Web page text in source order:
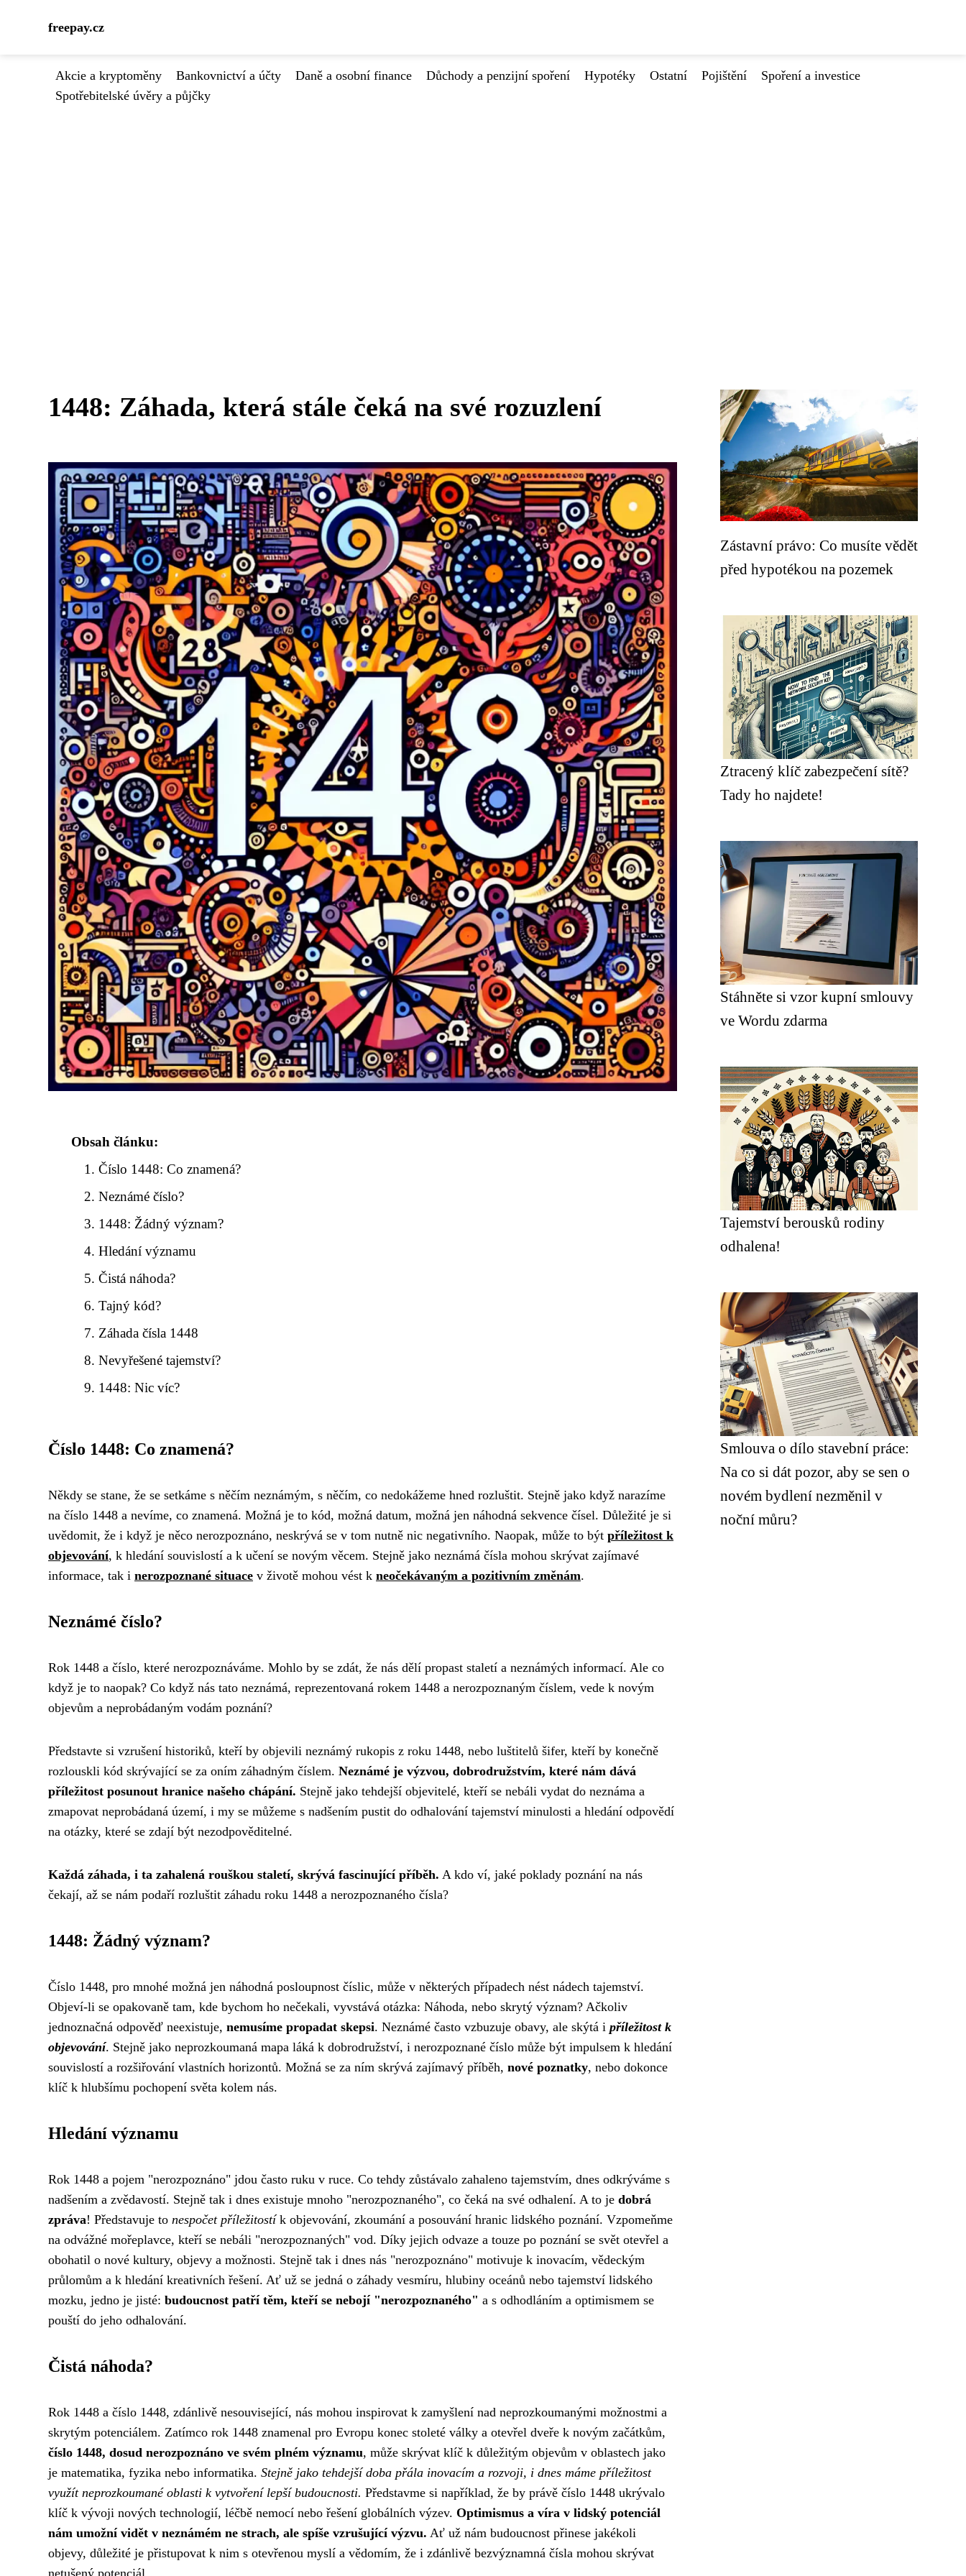
freepay.cz
Akcie a kryptoměny Bankovnictví a účty Daně a osobní finance Důchody a penzijní spoření Hypotéky Ostatní Pojištění
Spoření a investice
Spotřebitelské úvěry a půjčky
1448: Záhada, která stále čeká na své rozuzlení
Obsah článku:
Číslo 1448: Co znamená?
Neznámé číslo?
1448: Žádný význam?
Hledání významu
Čistá náhoda?
Tajný kód?
Záhada čísla 1448
Nevyřešené tajemství?
1448: Nic víc?
Číslo 1448: Co znamená?
Někdy se stane, že se setkáme s něčím neznámým, s něčím, co nedokážeme hned rozluštit. Stejně jako když narazíme
na číslo 1448 a nevíme, co znamená. Možná je to kód, možná datum, možná jen náhodná sekvence čísel. Důležité je si
uvědomit, že i když je něco nerozpoznáno, neskrývá se v tom nutně nic negativního. Naopak, může to být příležitost k
objevování, k hledání souvislostí a k učení se novým věcem. Stejně jako neznámá čísla mohou skrývat zajímavé
informace, tak i nerozpoznané situace v životě mohou vést k neočekávaným a pozitivním změnám.
Neznámé číslo?
Rok 1448 a číslo, které nerozpoznáváme. Mohlo by se zdát, že nás dělí propast staletí a neznámých informací. Ale co
když je to naopak? Co když nás tato neznámá, reprezentovaná rokem 1448 a nerozpoznaným číslem, vede k novým
objevům a neprobádaným vodám poznání?
Představte si vzrušení historiků, kteří by objevili neznámý rukopis z roku 1448, nebo luštitelů šifer, kteří by konečně
rozlouskli kód skrývající se za oním záhadným číslem. Neznámé je výzvou, dobrodružstvím, které nám dává
příležitost posunout hranice našeho chápání. Stejně jako tehdejší objevitelé, kteří se nebáli vydat do neznáma a
zmapovat neprobádaná území, i my se můžeme s nadšením pustit do odhalování tajemství minulosti a hledání odpovědí
na otázky, které se zdají být nezodpověditelné.
Každá záhada, i ta zahalená rouškou staletí, skrývá fascinující příběh. A kdo ví, jaké poklady poznání na nás
čekají, až se nám podaří rozluštit záhadu roku 1448 a nerozpoznaného čísla?
1448: Žádný význam?
Číslo 1448, pro mnohé možná jen náhodná posloupnost číslic, může v některých případech nést nádech tajemství.
Objeví-li se opakovaně tam, kde bychom ho nečekali, vyvstává otázka: Náhoda, nebo skrytý význam? Ačkoliv
jednoznačná odpověď neexistuje, nemusíme propadat skepsi. Neznámé často vzbuzuje obavy, ale skýtá i příležitost k
objevování. Stejně jako neprozkoumaná mapa láká k dobrodružství, i nerozpoznané číslo může být impulsem k hledání
souvislostí a rozšiřování vlastních horizontů. Možná se za ním skrývá zajímavý příběh, nové poznatky, nebo dokonce
klíč k hlubšímu pochopení světa kolem nás.
Hledání významu
Rok 1448 a pojem "nerozpoznáno" jdou často ruku v ruce. Co tehdy zůstávalo zahaleno tajemstvím, dnes odkrýváme s
nadšením a zvědavostí. Stejně tak i dnes existuje mnoho "nerozpoznaného", co čeká na své odhalení. A to je dobrá
zpráva! Představuje to nespočet příležitostík objevování, zkoumání a posouvání hranic lidského poznání. Vzpomeňme
na odvážné mořeplavce, kteří se nebáli "nerozpoznaných" vod. Díky jejich odvaze a touze po poznání se svět otevřel a
obohatil o nové kultury, objevy a možnosti. Stejně tak i dnes nás "nerozpoznáno" motivuje k inovacím, vědeckým
průlomům a k hledání kreativních řešení. Ať už se jedná o záhady vesmíru, hlubiny oceánů nebo tajemství lidského
mozku, jedno je jisté: budoucnost patří těm, kteří se nebojí "nerozpoznaného" a s odhodláním a optimismem se
pouští do jeho odhalování.
Čistá náhoda?
Rok 1448 a číslo 1448, zdánlivě nesouvisející, nás mohou inspirovat k zamyšlení nad neprozkoumanými možnostmi a
skrytým potenciálem. Zatímco rok 1448 znamenal pro Evropu konec stoleté války a otevřel dveře k novým začátkům,
číslo 1448, dosud nerozpoznáno ve svém plném významu, může skrývat klíč k důležitým objevům v oblastech jako
je matematika, fyzika nebo informatika. Stejně jako tehdejší doba přála inovacím a rozvoji, i dnes máme příležitost
využít neprozkoumané oblasti k vytvoření lepší budoucnosti. Představme si například, že by právě číslo 1448 ukrývalo
klíč k vývoji nových technologií, léčbě nemocí nebo řešení globálních výzev. Optimismus a víra v lidský potenciál
nám umožní vidět v neznámém ne strach, ale spíše vzrušující výzvu. Ať už nám budoucnost přinese jakékoli
objevy, důležité je přistupovat k nim s otevřenou myslí a vědomím, že i zdánlivě bezvýznamná čísla mohou skrývat
netušený potenciál.
Zástavní právo: Co musíte vědět
před hypotékou na pozemek
Ztracený klíč zabezpečení sítě?
Tady ho najdete!
Stáhněte si vzor kupní smlouvy
ve Wordu zdarma
Tajemství berousků rodiny
odhalena!
Smlouva o dílo stavební práce:
Na co si dát pozor, aby se sen o
novém bydlení nezměnil v
noční můru?